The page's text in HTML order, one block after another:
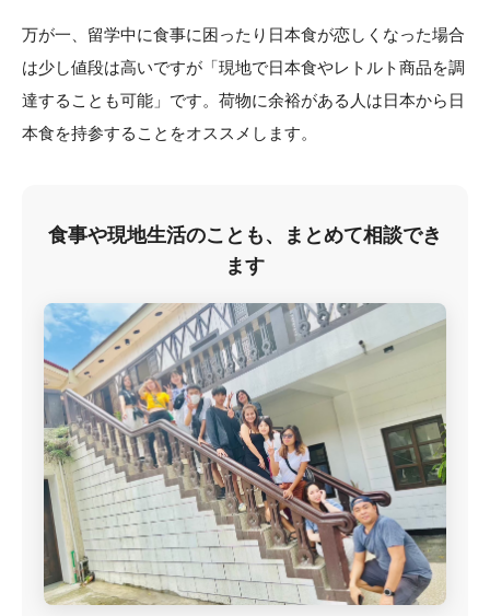
万が一、留学中に食事に困ったり日本食が恋しくなった場合
は少し値段は高いですが「現地で日本食やレトルト商品を調
達することも可能」です。荷物に余裕がある人は日本から日
本食を持参することをオススメします。
食事や現地生活のことも、まとめて相談でき
ます